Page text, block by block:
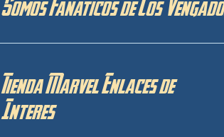
Somos Fanaticos de Los
Tienda Marvel Enlaces de
Interes